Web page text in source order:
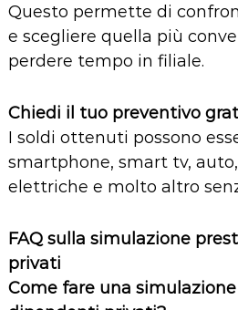
Questo permette di
e scegliere quella più
perdere tempo in filiale.
Chiedi il tuo preventivo
I soldi ottenuti possono
smartphone, smart tv,
elettriche e molto altro
FAQ sulla simulazione
privati
Come fare una